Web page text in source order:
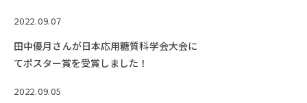
2022.09.07
田中優月さんが日本応用糖質科学会大会に
てポスター賞を受賞しました！
2022.09.05